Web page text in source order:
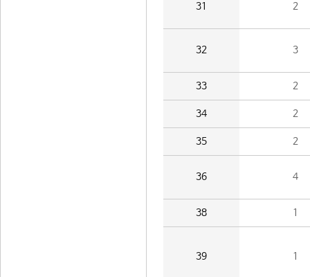
31 2
32 3
33 2
34 2
35 2
36 4
38 1
39 1